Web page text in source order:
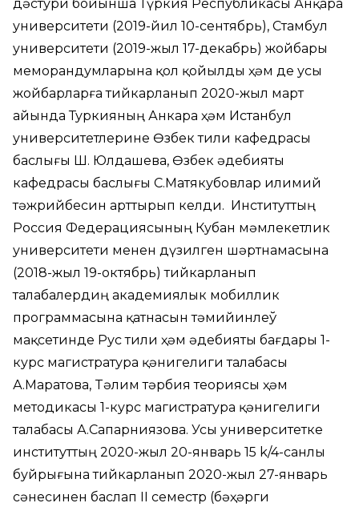
дәстури бойынша Түркия Республикасы Анқара
университети (2019-йил 10-сентябрь), Стамбул
университети (2019-жыл 17-декабрь) жойбары
меморандумларына қол қойылды ҳәм де усы
жойбарларға тийкарланып 2020-жыл март
айында Туркияның Анкара ҳәм Истанбул
университетлерине Өзбек тили кафедрасы
баслығы Ш. Юлдашева, Өзбек әдебияты
кафедрасы баслығы С.Матякубовлар илимий
тәжрийбесин арттырып келди. Институттың
Россия Федерациясының Кубан мәмлекетлик
университети менен дүзилген шәртнамасына
(2018-жыл 19-октябрь) тийкарланып
талабалердиң академиялык мобиллик
программасына қатнасын тәмийинлеў
мақсетинде Рус тили ҳәм әдебияты бағдары 1-
курс магистратура қәнигелиги талабасы
А.Маратова, Tәлим тәрбия теориясы ҳәм
методикасы 1-курс магистратура қәнигелиги
талабасы А.Сапарниязова. Усы университетке
институттың 2020-жыл 20-январь 15 k/4-санлы
буйрығына тийкарланып 2020-жыл 27-январь
сәнесинен баслап II семестр (бәҳәрги